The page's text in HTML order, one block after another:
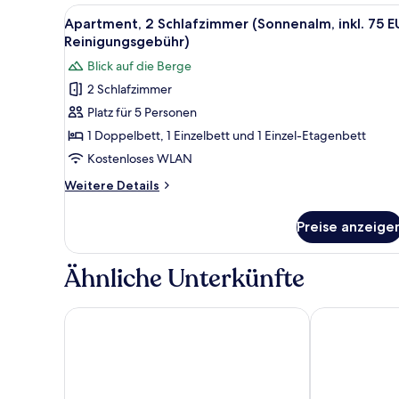
Alle
Fotos
Apartment,
2
Schlafzimmer
(Sonnenalm,
inkl.
75
EUR
anzeigen
Eine moderne Küche mit
9
Apartment, 2 Schlafzimmer (Sonnenalm, inkl. 75
Reinigungsgebühr)
Blick auf die Berge
2 Schlafzimmer
Platz für 5 Personen
1 Doppelbett, 1 Einzelbett und 1 Einzel-Etagenbett
Kostenloses WLAN
Weitere Details
Weitere
2
Schlafzimmer
(Sonnenalm,
75
Preise
Ähnliche Unterkünfte
Hotel Victoriya HAIDVOGL